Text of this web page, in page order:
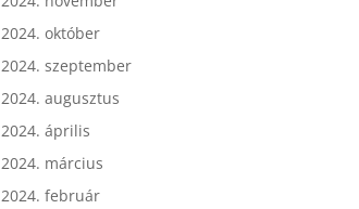
2024. október
2024. szeptember
2024. augusztus
2024. április
2024. március
2024. február